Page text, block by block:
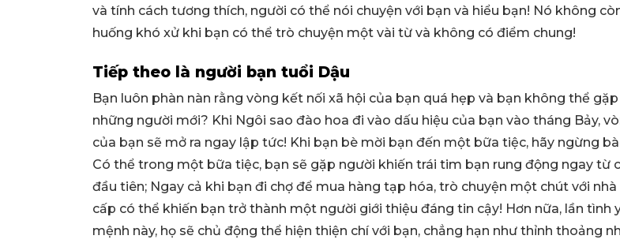
và tính cách tương thích, người có thể nói chuyện với bạn và hiểu bạn! Nó không
huống khó xử khi bạn có thể trò chuyện một vài từ và không có điểm chung!
Tiếp theo là người bạn tuổi Dậu
Bạn luôn phàn nàn rằng vòng kết nối xã hội của bạn quá hẹp và bạn không thể
những người mới? Khi Ngôi sao đào hoa đi vào dấu hiệu của bạn vào tháng Bảy,
của bạn sẽ mở ra ngay lập tức! Khi bạn bè mời bạn đến một bữa tiệc, hãy ngừng
Có thể trong một bữa tiệc, bạn sẽ gặp người khiến trái tim bạn rung động ngay từ
đầu tiên; Ngay cả khi bạn đi chợ để mua hàng tạp hóa, trò chuyện một chút với nhà
cấp có thể khiến bạn trở thành một người giới thiệu đáng tin cậy! Hơn nữa, lần tình
mệnh này, họ sẽ chủ động thể hiện thiện chí với bạn, chẳng hạn như thỉnh thoảng